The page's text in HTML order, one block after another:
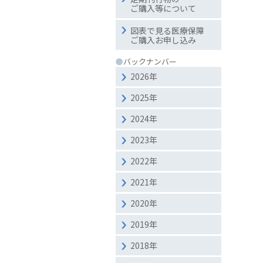
ご購入等について
図表で見る医療保障
ご購入お申し込み
●バックナンバー
2026年
2025年
2024年
2023年
2022年
2021年
2020年
2019年
2018年